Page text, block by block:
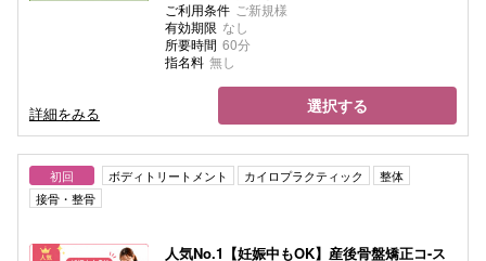
ご利用条件 ご新規様
有効期限 なし
所要時間 60分
指名料 無し
詳細をみる 選択する
初回 ボディトリートメント カイロプラクティック
整体
接骨・整骨
人気No.1【妊娠中もOK】産後骨盤矯正コ-ス